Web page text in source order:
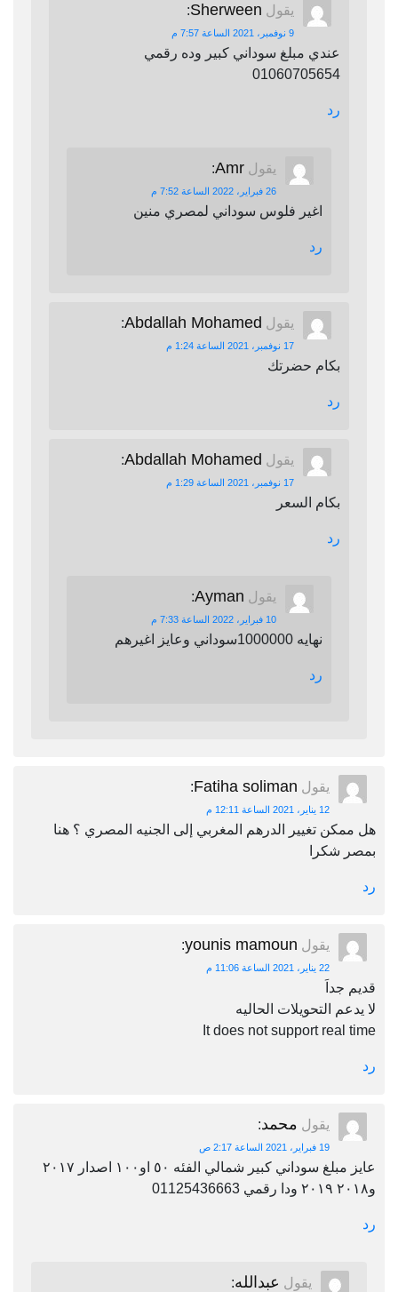
يقول Sherween
:
9 نوفمبر، 2021 الساعة 7:57 م
عندي مبلغ سوداني كبير وده رقمي
01060705654
رد
يقول Amr
:
26 فبراير، 2022 الساعة 7:52 م
اغير فلوس سوداني لمصري منين
رد
يقول Abdallah Mohamed
:
17 نوفمبر، 2021 الساعة 1:24 م
بكام حضرتك
رد
يقول Abdallah Mohamed
:
17 نوفمبر، 2021 الساعة 1:29 م
بكام السعر
رد
يقول Ayman
:
10 فبراير، 2022 الساعة 7:33 م
نهايه 1000000سوداني وعايز اغيرهم
رد
يقول Fatiha soliman
:
12 يناير، 2021 الساعة 12:11 م
هل ممكن تغيير الدرهم المغربي إلى الجنيه المصري ؟ هنا
بمصر شكرا
رد
يقول younis mamoun
:
22 يناير، 2021 الساعة 11:06 م
قديم جداَ
لا يدعم التحويلات الحاليه
It does not support real time
رد
يقول محمد:
19 فبراير، 2021 الساعة 2:17 ص
عايز مبلغ سوداني كبير شمالي الفئه ٥٠ او١٠٠ اصدار ٢٠١٧
و٢٠١٨ ٢٠١٩ ودا رقمي 01125436663
رد
يقول عبدالله: